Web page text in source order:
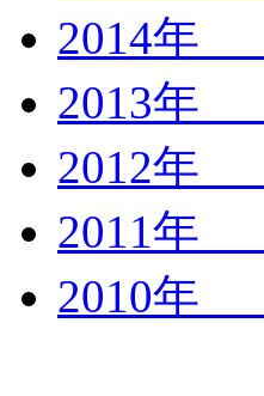
2014
2013
2012
2011
2010